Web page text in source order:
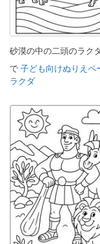
砂漠の中の二頭のラク
で 子ども向けぬりえペ
ラクダ